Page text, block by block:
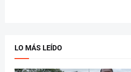
LO MÁS LEÍDO